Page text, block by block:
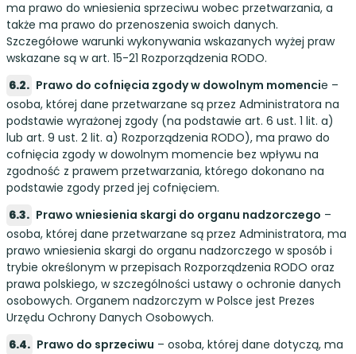
ma prawo do wniesienia sprzeciwu wobec przetwarzania, a
także ma prawo do przenoszenia swoich danych.
Szczegółowe warunki wykonywania wskazanych wyżej praw
wskazane są w art. 15-21 Rozporządzenia RODO.
Prawo do cofnięcia zgody w dowolnym momencie –
osoba, której dane przetwarzane są przez Administratora na
podstawie wyrażonej zgody (na podstawie art. 6 ust. 1 lit. a)
lub art. 9 ust. 2 lit. a) Rozporządzenia RODO), ma prawo do
cofnięcia zgody w dowolnym momencie bez wpływu na
zgodność z prawem przetwarzania, którego dokonano na
podstawie zgody przed jej cofnięciem.
Prawo wniesienia skargi do organu nadzorczego –
osoba, której dane przetwarzane są przez Administratora, ma
prawo wniesienia skargi do organu nadzorczego w sposób i
trybie określonym w przepisach Rozporządzenia RODO oraz
prawa polskiego, w szczególności ustawy o ochronie danych
osobowych. Organem nadzorczym w Polsce jest Prezes
Urzędu Ochrony Danych Osobowych.
Prawo do sprzeciwu – osoba, której dane dotyczą, ma